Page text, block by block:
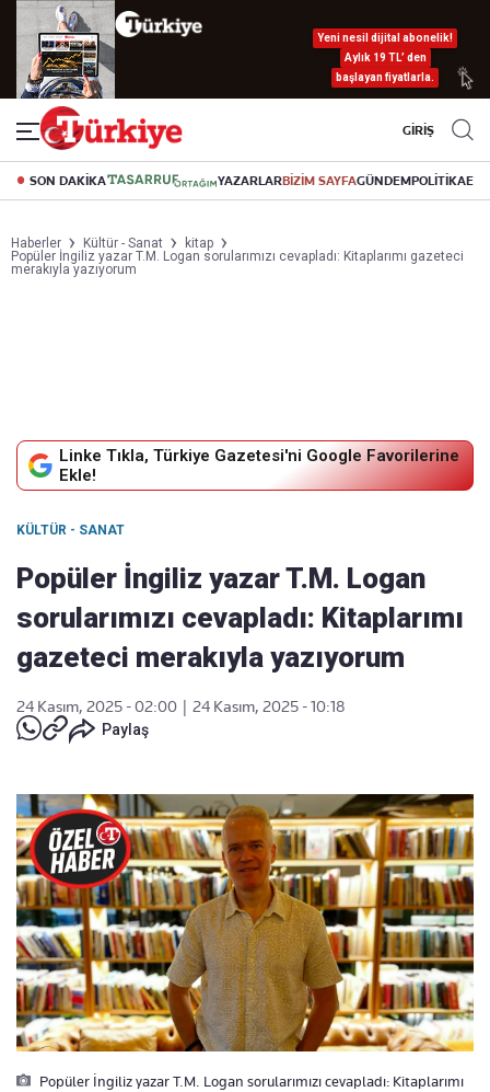
Yeni nesil dijital abonelik!
Aylık 19 TL’ den
başlayan fiyatlarla.
GİRİŞ
SON DAKİKA YAZARLARBİZİM SAYFAGÜNDEMPOLİTİKA
Haberler Kültür - Sanat
kitap
Popüler İngiliz yazar T.M. Logan sorularımızı cevapladı: Kitaplarımı gazeteci
merakıyla yazıyorum
Linke Tıkla, Türkiye Gazetesi'ni Google Favorilerine
Ekle!
KÜLTÜR - SANAT
Popüler İngiliz yazar T.M. Logan
sorularımızı cevapladı: Kitaplarımı
gazeteci merakıyla yazıyorum
24 Kasım, 2025 - 02:00
24 Kasım, 2025 - 10:18
Paylaş
Popüler İngiliz yazar T.M. Logan sorularımızı cevapladı: Kitaplarımı